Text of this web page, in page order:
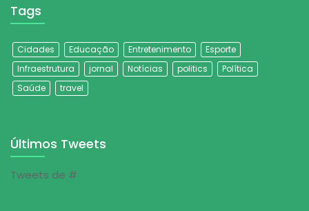
Tags
Cidades Educação Entretenimento
Esporte
Infraestrutura
jornal Notícias politics
Política
Saúde
travel
Últimos Tweets
Tweets de #